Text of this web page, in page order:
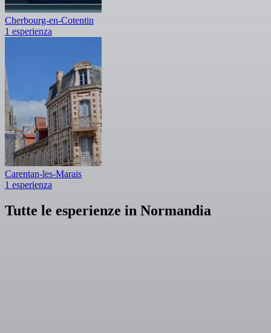
Cherbourg-en-Cotentin
1 esperienza
Carentan-les-Marais
1 esperienza
Tutte le esperienze in Normandia